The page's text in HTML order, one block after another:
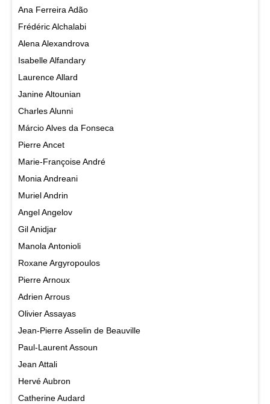
Ana Ferreira Adão
Frédéric Alchalabi
Alena Alexandrova
Isabelle Alfandary
Laurence Allard
Janine Altounian
Charles Alunni
Márcio Alves da Fonseca
Pierre Ancet
Marie-Françoise André
Monia Andreani
Muriel Andrin
Angel Angelov
Gil Anidjar
Manola Antonioli
Roxane Argyropoulos
Pierre Arnoux
Adrien Arrous
Olivier Assayas
Jean-Pierre Asselin de Beauville
Paul-Laurent Assoun
Jean Attali
Hervé Aubron
Catherine Audard